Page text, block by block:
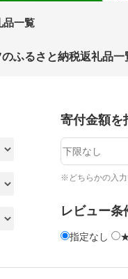
品一覧
ふるさと納税返礼品一
寄付金額を
※どちらかの入力
レビュー条
指定なし